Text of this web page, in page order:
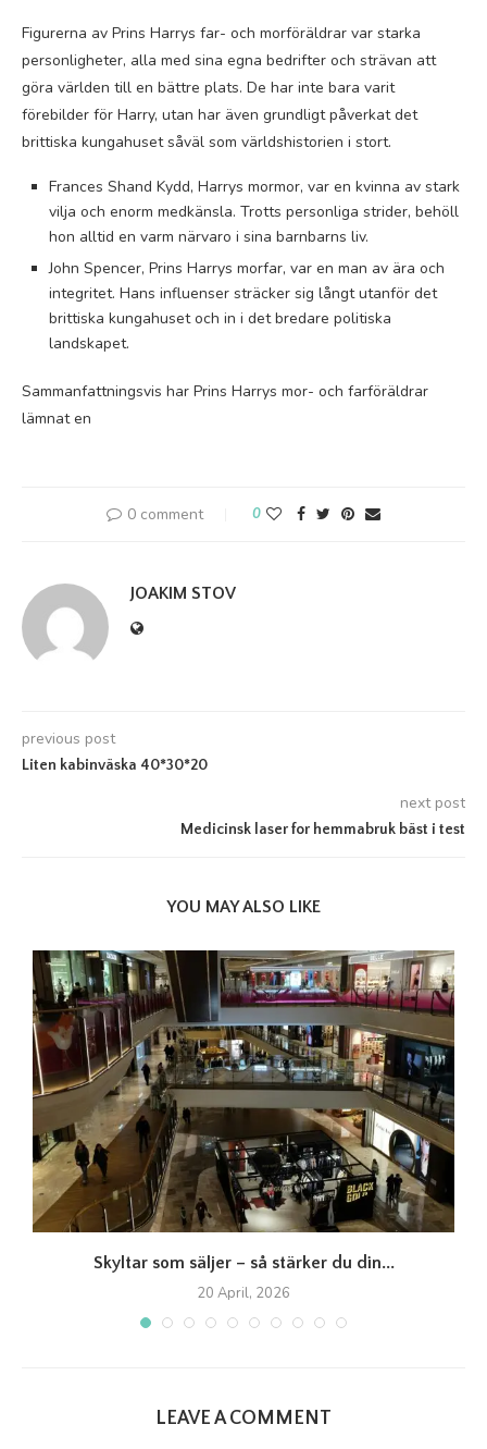
Figurerna av Prins Harrys far- och morföräldrar var starka
personligheter, alla med sina egna bedrifter och strävan att
göra världen till en bättre plats. De har inte bara varit
förebilder för Harry, utan har även grundligt påverkat det
brittiska kungahuset såväl som världshistorien i stort.
Frances Shand Kydd, Harrys mormor, var en kvinna av stark
vilja och enorm medkänsla. Trotts personliga strider, behöll
hon alltid en varm närvaro i sina barnbarns liv.
John Spencer, Prins Harrys morfar, var en man av ära och
integritet. Hans influenser sträcker sig långt utanför det
brittiska kungahuset och in i det bredare politiska
landskapet.
Sammanfattningsvis har Prins Harrys mor- och farföräldrar
lämnat en
0 comment 0
JOAKIM STOV
previous post
Liten kabinväska 40*30*20
next post
Medicinsk laser for hemmabruk bäst i test
YOU MAY ALSO LIKE
Skyltar som säljer – så stärker du din...
20 April, 2026
LEAVE A COMMENT